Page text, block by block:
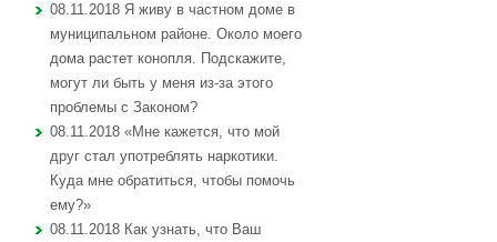
08.11.2018 Я живу в частном доме в
муниципальном районе. Около моего
дома растет конопля. Подскажите,
могут ли быть у меня из-за этого
проблемы с Законом?
08.11.2018 «Мне кажется, что мой
друг стал употреблять наркотики.
Куда мне обратиться, чтобы помочь
ему?»
08.11.2018 Как узнать, что Ваш